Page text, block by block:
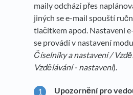
maily odchází přes
jiných se e-mail spouští
tlačítkem apod. Nastavení
se provádí v nastavení
Číselníky a nastavení /
Vzdělávání - nastavení).
Upozornění pro